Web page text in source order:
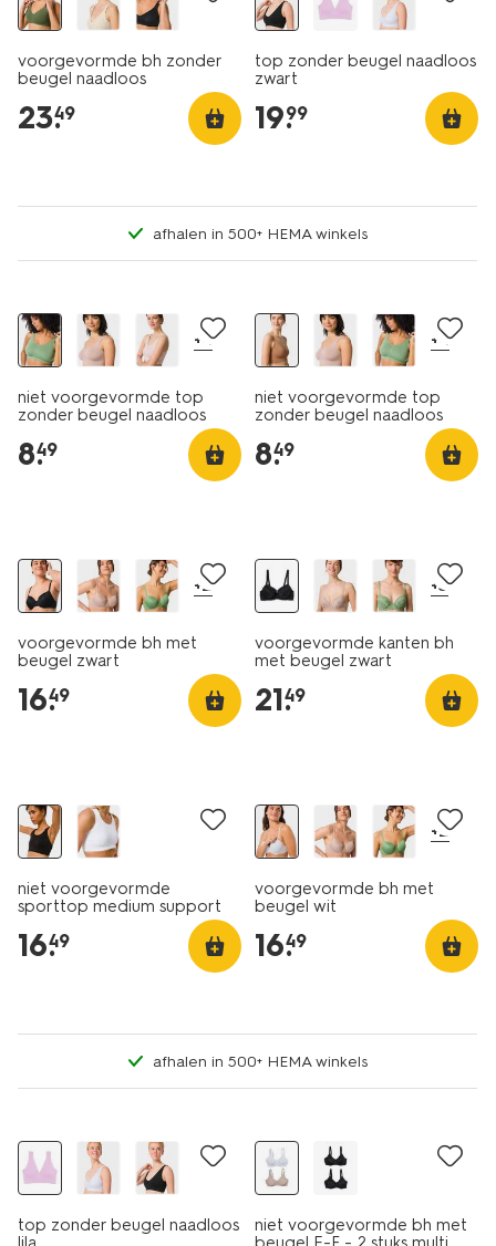
voorgevormde bh zonder
beugel naadloos
23.
49
top zonder beugel naadloos
zwart
19.
99
afhalen in 500+ HEMA winkels
+4
niet voorgevormde top
zonder beugel naadloos
8.
49
+4
niet voorgevormde top
zonder beugel naadloos
8.
49
+2
voorgevormde bh met
beugel zwart
16.
49
+3
voorgevormde kanten bh
met beugel zwart
21.
49
niet voorgevormde
sporttop medium support
zonder beugel naadloos
zwart
16.
49
+2
voorgevormde bh met
beugel wit
16.
49
afhalen in 500+ HEMA winkels
top zonder beugel naadloos
niet voorgevormde bh met